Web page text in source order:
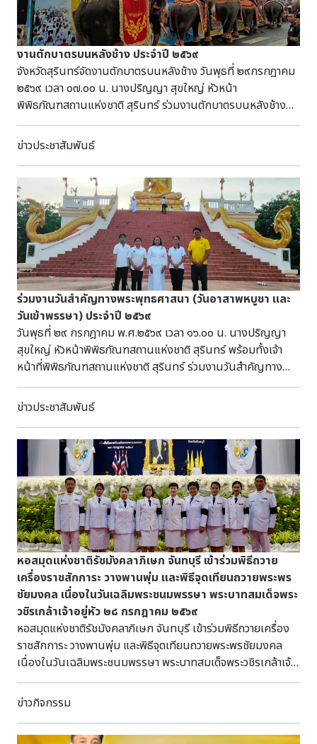
งานตักบาตรบนหลังช้าง ประจำปี ๒๕๖๙
จังหวัดสุรินทร์จัดงานตักบาตรบนหลังช้าง วันพุธที่ ๒๙กรกฎาคม
๒๕๖๙ เวลา ๐๗.๐๐ น. นางปริญญา สุขใหญ่ หัวหน้า
พิพิธภัณฑสถานแห่งชาติ สุรินทร์ ร่วมงานตักบาตรบนหลังช้าง
ประจำปี ๒๕๖๙ ณ ลานพิธีอนุสาวรีย์พระยาสุรินทร์ภักดีศรีณรงค์
จางวาง นายจำเริญ แหวนเพ็ชร ผู้ว่าราชการจังหวัดสุรินทร์ เป็น
งาน
ข่าวประชาสัมพันธ์
ร่วมงานวันสำคัญทางพระพุทธศาสนา (วันอาสาพหบูชา และ
วันเข้าพรรษา) ประจำปี ๒๕๖๙
วันพุธที่ ๒๙ กรกฎาคม พ.ศ.๒๕๖๙ เวลา ๑๖.๐๐ น. นางปริญญา
สุขใหญ่ หัวหน้าพิพิธภัณฑสถานแห่งชาติ สุรินทร์ พร้อมทั้งเจ้า
หน้าที่พิพิธภัณฑสถานแห่งชาติ สุรินทร์ ร่วมงานวันสำคัญทาง
พระพุทธศาสนา (วันอาสาพหบูชา และวันเข้าพรรษา) ประจำปี
๒๕๖๙ ณ ศูนย์ปฏิบัติธรรมวัดกลาง บ้านละเอาะ ตำบลเฉนียง
ข่าวประชาสัมพันธ์
หอสมุดแห่งชาติรัชมังคลาภิเษก จันทบุรี เข้าร่วมพิธีถวาย
เครื่องราชสักการะ วางพานพุ่ม และพิธีจุดเทียนถวายพระพร
ชัยมงคล เนื่องในวันเฉลิมพระชนมพรรษา พระบาทสมเด็จพระ
วชิรเกล้าเจ้าอยู่หัว ๒๘ กรกฎาคม ๒๕๖๙
หอสมุดแห่งชาติรัชมังคลาภิเษก จันทบุรี เข้าร่วมพิธีถวายเครื่อง
ราชสักการะ วางพานพุ่ม และพิธีจุดเทียนถวายพระพรชัยมงคล
เนื่องในวันเฉลิมพระชนมพรรษา พระบาทสมเด็จพระวชิรเกล้าเจ้า
อยู่หัว ๒๘ กรกฎาคม ๒๕๖๙ วันอังคารที่ ๒๘ กรกฎาคม
พุทธศักราช ๒๕๖๘ เวลา ๑๗.๓๐ น. นางสาวเมษา ครุปิติ ผู้อำนวย
เข้าร่วมพิธีถวายเครื่องราชสักการะ วางพานพุ่ม และพิธีจุดเทียน
ข่าวกิจกรรม